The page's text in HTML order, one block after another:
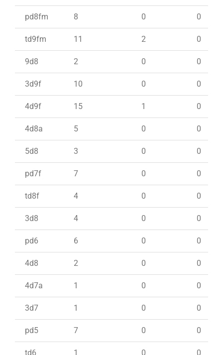
pd8fm 8 0 0
td9fm 11 2 0
9d8 2 0 0
3d9f 10 0 0
4d9f 15 1 0
4d8a 5 0 0
5d8 3 0 0
pd7f 7 0 0
td8f 4 0 0
3d8 4 0 0
pd6 6 0 0
4d8 2 0 0
4d7a 1 0 0
3d7 1 0 0
pd5 7 0 0
td6 1 0 0